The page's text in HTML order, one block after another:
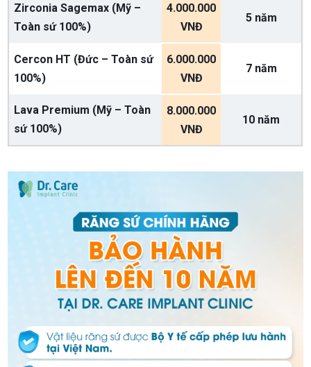
Zirconia Sagemax (Mỹ –
Toàn sứ 100%)
4.000.000
VNĐ
5 năm
Cercon HT (Đức – Toàn sứ
100%)
6.000.000
VNĐ
7 năm
Lava Premium (Mỹ – Toàn
sứ 100%)
8.000.000
VNĐ
10 năm